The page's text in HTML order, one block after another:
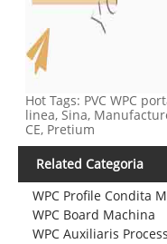
Hot Tags: PVC WPC
linea, Sina,
CE, Pretium
Related Categoria
WPC Profile Condita
WPC Board Machina
WPC Auxiliaris